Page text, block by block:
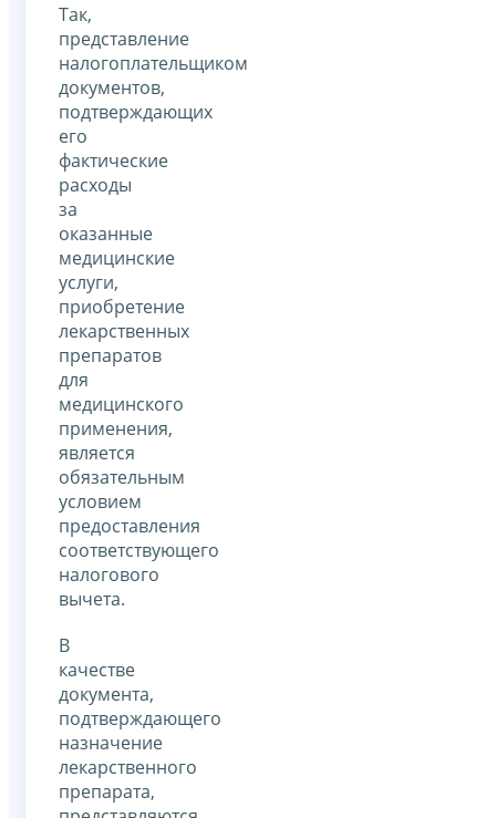
Так,
представление
налогоплательщиком
документов,
подтверждающих
его
фактические
расходы
за
оказанные
медицинские
услуги,
приобретение
лекарственных
препаратов
для
медицинского
применения,
является
обязательным
условием
предоставления
соответствующего
налогового
вычета.
В
качестве
документа,
подтверждающего
назначение
лекарственного
препарата,